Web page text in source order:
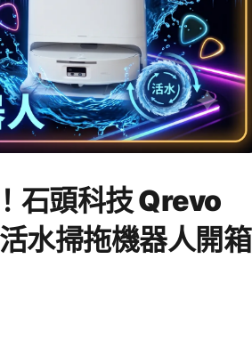
石頭科技 Qrevo
水掃拖機器人開箱